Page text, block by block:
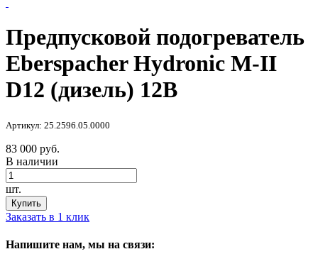
Предпусковой подогреватель
Eberspacher Hydronic M-II
D12 (дизель) 12В
Артикул: 25.2596.05.0000
83 000 руб.
В наличии
шт.
Купить
Заказать в 1 клик
Напишите нам, мы на связи: